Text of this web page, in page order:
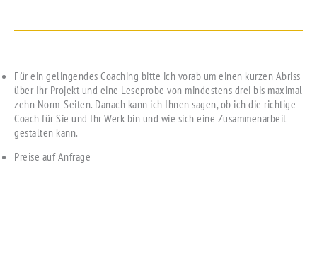
Für ein gelingendes Coaching bitte ich vorab um einen kurzen Abriss
über Ihr Projekt und eine Leseprobe von mindestens drei bis maximal
zehn Norm-Seiten. Danach kann ich Ihnen sagen, ob ich die richtige
Coach für Sie und Ihr Werk bin und wie sich eine Zusammenarbeit
gestalten kann.
Preise auf Anfrage